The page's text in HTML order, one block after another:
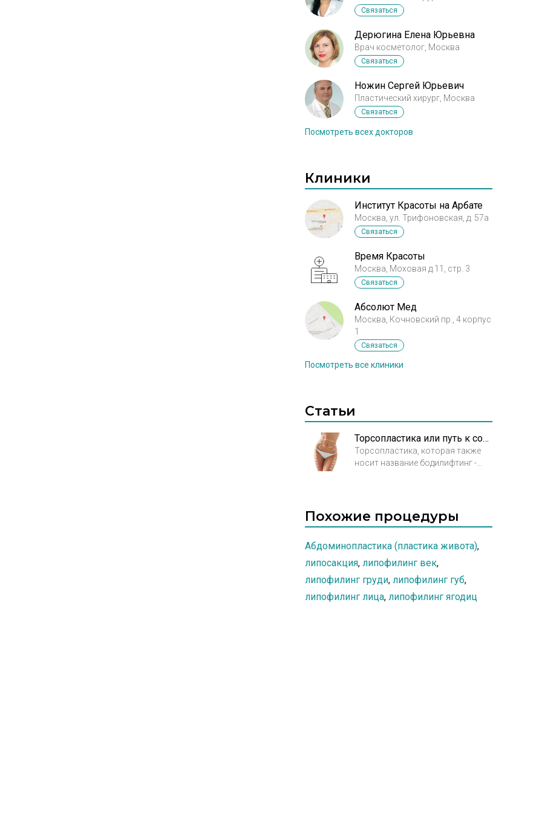
Связаться
Дерюгина Елена Юрьевна
Врач косметолог, Москва
Связаться
Ножин Сергей Юрьевич
Пластический хирург, Москва
Связаться
Посмотреть всех докторов
Клиники
Институт Красоты на Арбате
Москва, ул. Трифоновская, д. 57а
Связаться
Время Красоты
Москва, Моховая д.11, стр. 3
Связаться
Абсолют Мед
Москва, Кочновский пр., 4 корпус
1
Связаться
Посмотреть все клиники
Статьи
Торсопластика или путь к совершенному телу
Торсопластика, которая также
носит название бодилифтинг -
килограммов. Значительная
бариатрической хирургией
(хирургией потери веса) или
веса кожа не успевает
сократиться и подтянуться,
Похожие процедуры
Абдоминопластика (пластика живота),
липосакция, липофилинг век,
липофилинг груди, липофилинг губ,
липофилинг лица, липофилинг ягодиц